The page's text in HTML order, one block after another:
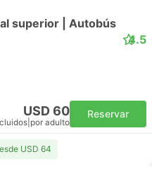
superior | Autobús
4.5
USD 60
por adulto
Reservar
USD 64